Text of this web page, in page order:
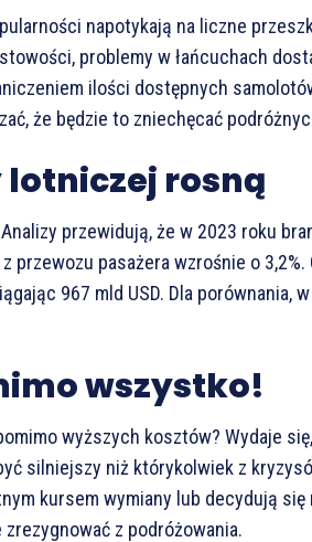
napotykają na liczne
problemy w łańcuchach
ilości dostępnych
że będzie to zniechęcać
rosną
przewidują, że w 2023 roku
przewozu pasażera wzrośnie o
967 mld USD. Dla porównania,
wszystko!
wyższych kosztów? Wydaje
silniejszy niż którykolwiek z
kursem wymiany lub decydują
z podróżowania.